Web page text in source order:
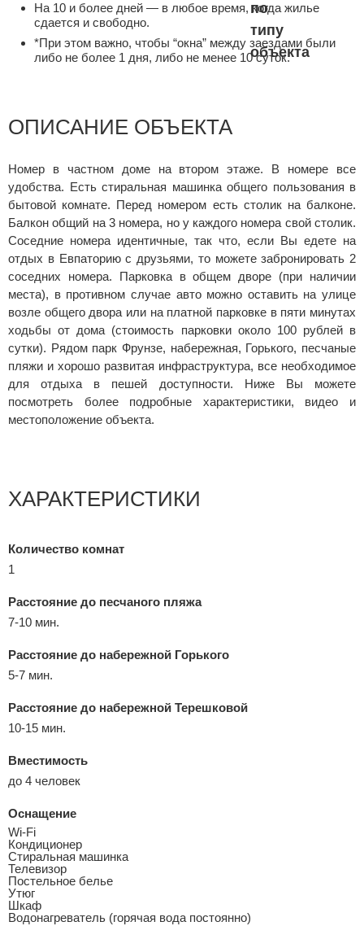
На 10 и более дней — в любое время, когда жилье
сдается и свободно.
*При этом важно, чтобы “окна” между заездами были
либо не более 1 дня, либо не менее 10 суток.
ОПИСАНИЕ ОБЪЕКТА
Номер в частном доме на втором этаже. В номере все
удобства. Есть стиральная машинка общего пользования в
бытовой комнате. Перед номером есть столик на балконе.
Балкон общий на 3 номера, но у каждого номера свой столик.
Соседние номера идентичные, так что, если Вы едете на
отдых в Евпаторию с друзьями, то можете забронировать 2
соседних номера. Парковка в общем дворе (при наличии
места), в противном случае авто можно оставить на улице
возле общего двора или на платной парковке в пяти минутах
ходьбы от дома (стоимость парковки около 100 рублей в
сутки). Рядом парк Фрунзе, набережная, Горького, песчаные
пляжи и хорошо развитая инфраструктура, все необходимое
для отдыха в пешей доступности. Ниже Вы можете
посмотреть более подробные характеристики, видео и
местоположение объекта.
ХАРАКТЕРИСТИКИ
Количество комнат
1
Расстояние до песчаного пляжа
7-10 мин.
Расстояние до набережной Горького
5-7 мин.
Расстояние до набережной Терешковой
10-15 мин.
Вместимость
до 4 человек
Оснащение
Wi-Fi
Кондиционер
Стиральная машинка
Телевизор
Постельное белье
Утюг
Шкаф
Водонагреватель (горячая вода постоянно)